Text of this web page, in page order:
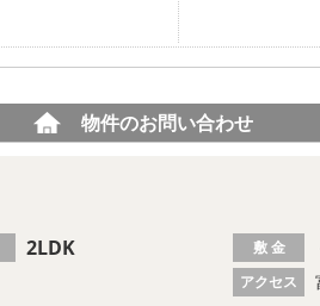
物件のお問い合わせ
アクセス
2LDK 敷 金